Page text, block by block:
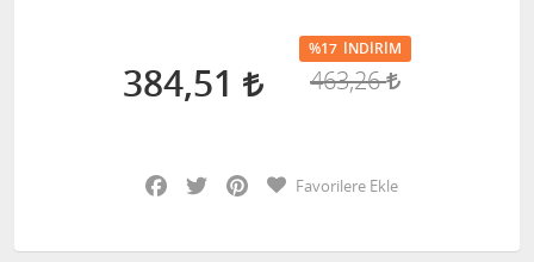
384,51
%17 İNDIRIM
463,26
Facebook
Twitter PinterestFavorilere Ekle